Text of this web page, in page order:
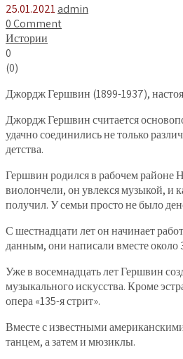
25.01.2021admin
0 Comment
Истории
0
(0)
Джордж Гершвин (1899-1937),
Джордж Гершвин считается
удачно соединились не только
детства.
Гершвин родился в рабочем районе
виолончели, он увлекся музыкой, и
получил. У семьи просто не было
С шестнадцати лет он начинает
данным, они написали вместе
Уже в восемнадцать лет Гершвин
музыкального искусства. Кроме
опера «135-я стрит».
Вместе с известными
танцем, а затем и мюзиклы.